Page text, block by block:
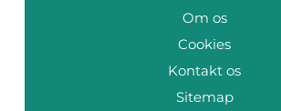
Om os
Cookies
Kontakt os
Sitemap